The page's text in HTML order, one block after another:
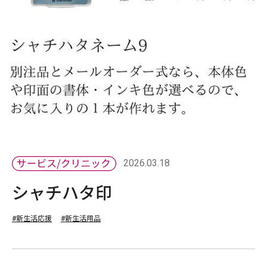
2026.03.18
シャチハタ印
#新生活応援 #新生活用品